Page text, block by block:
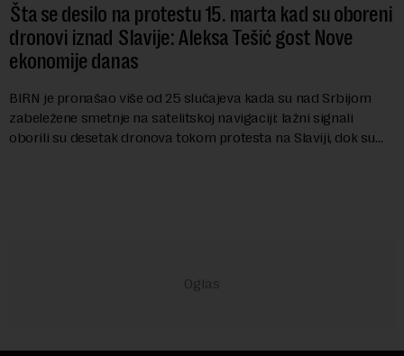
Šta se desilo na protestu 15. marta kad su oboreni
dronovi iznad Slavije: Aleksa Tešić gost Nove
ekonomije danas
BIRN je pronašao više od 25 slučajeva kada su nad Srbijom
zabeležene smetnje na satelitskoj navigaciji: lažni signali
oborili su desetak dronova tokom protesta na Slaviji, dok su